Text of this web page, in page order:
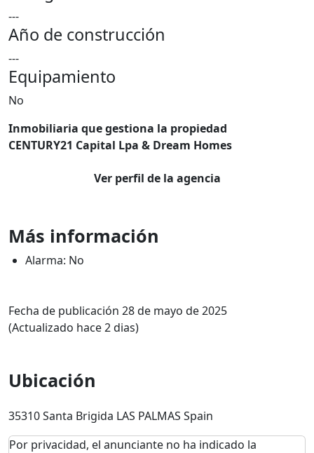
---
Año de construcción
---
Equipamiento
No
Inmobiliaria que gestiona la propiedad
CENTURY21 Capital Lpa & Dream Homes
Ver perfil de la agencia
Más información
Alarma: No
Fecha de publicación 28 de mayo de 2025
(Actualizado hace 2 dias)
Ubicación
35310 Santa Brigida LAS PALMAS Spain
Por privacidad, el anunciante no ha indicado la